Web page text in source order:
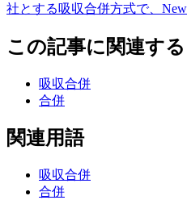
社とする吸収合併方式で、
この記事に関連す
吸収合併
合併
関連用語
吸収合併
合併